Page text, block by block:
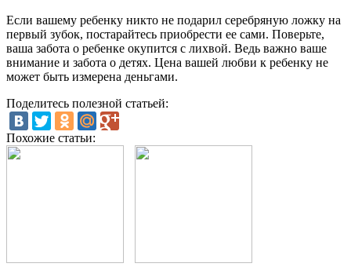
Если вашему ребенку никто не подарил серебряную ложку на
первый зубок, постарайтесь приобрести ее сами. Поверьте,
ваша забота о ребенке окупится с лихвой. Ведь важно ваше
внимание и забота о детях. Цена вашей любви к ребенку не
может быть измерена деньгами.
Поделитесь полезной статьей:
Похожие статьи: